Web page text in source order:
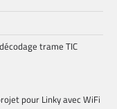
trame TIC
pour Linky avec WiFi